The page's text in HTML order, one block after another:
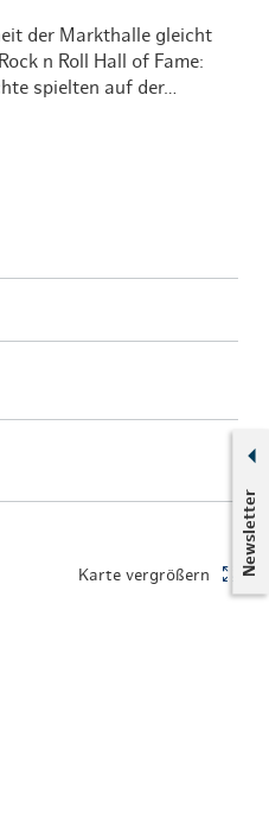
Newsletter
der Markthalle gleicht
n Roll Hall of Fame:
spielten auf der…
Karte vergrößern